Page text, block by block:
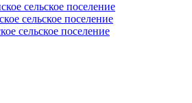
сельское поселение
сельское поселение
сельское поселение